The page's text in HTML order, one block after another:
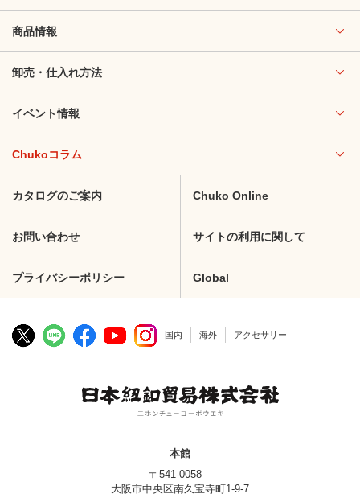
商品情報
卸売・仕入れ方法
イベント情報
Chukoコラム
カタログのご案内 Chuko Online
お問い合わせ サイトの利用に関して
プライバシーポリシー Global
国内 海外 アクセサリー
本館
〒541-0058
大阪市中央区南久宝寺町1-9-7